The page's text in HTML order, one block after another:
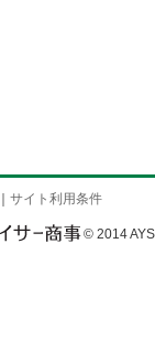
サイト利用条件
© 2014